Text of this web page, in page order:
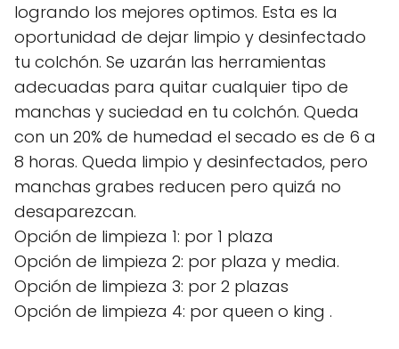
logrando los mejores optimos. Esta es la
oportunidad de dejar limpio y desinfectado
tu colchón. Se uzarán las herramientas
adecuadas para quitar cualquier tipo de
manchas y suciedad en tu colchón. Queda
con un 20% de humedad el secado es de 6 a
8 horas. Queda limpio y desinfectados, pero
manchas grabes reducen pero quizá no
desaparezcan.
Opción de limpieza 1: por 1 plaza
Opción de limpieza 2: por plaza y media.
Opción de limpieza 3: por 2 plazas
Opción de limpieza 4: por queen o king .